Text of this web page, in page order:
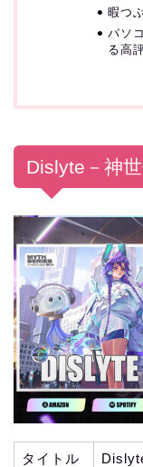
暇つ
パソ
る高
Dislyte－神
タイトル